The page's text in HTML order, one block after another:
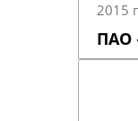
2015
ПАО